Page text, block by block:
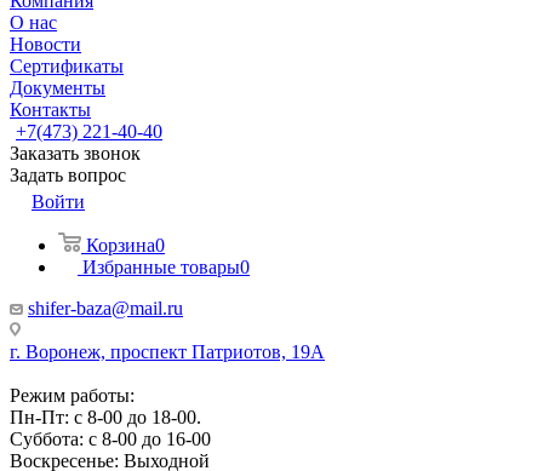
О нас
Новости
Сертификаты
Документы
Контакты
+7(473) 221-40-40
Заказать звонок
Задать вопрос
Войти
Корзина0
Избранные товары0
shifer-baza@mail.ru
г. Воронеж, проспект Патриотов, 19А
Режим работы:
Пн-Пт: с 8-00 до 18-00.
Суббота: с 8-00 до 16-00
Воскресенье: Выходной